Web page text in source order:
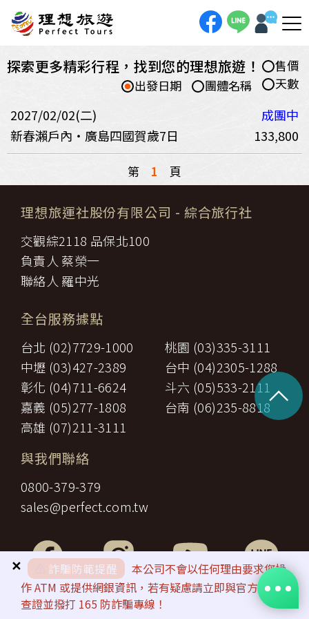
探索更多精彩行程，找到您的理想旅遊！
售價
天數
團體名稱
出發日期
2027/02/02(二)
成團中
新春瀨戶內・廣島四國賀歲7日
133,800
第 1 頁
詐騙防範提醒
本公司不會以任何理由要求您操
作 ATM 或提供網銀資訊，若有疑慮請立即與官方客服
查證並撥打 165 防詐騙專線！
✕
理想旅運社股份有限公司 - 綜合旅行社
交觀綜2118 品保北100
負責人 蔡榮一
聯絡人 羅中光
全台服務據點
台北 (02)7729-1000
桃園 (03)335-3111
中壢 (03)427-2389
台中 (04)2305-1288
彰化 (04)711-6624
斗六 (05)533-2111
嘉義 (05)277-1808
台南 (06)235-8818
高雄 (07)211-3111
與我們聯絡
0800-379-379
sales@perfect.com.tw
^